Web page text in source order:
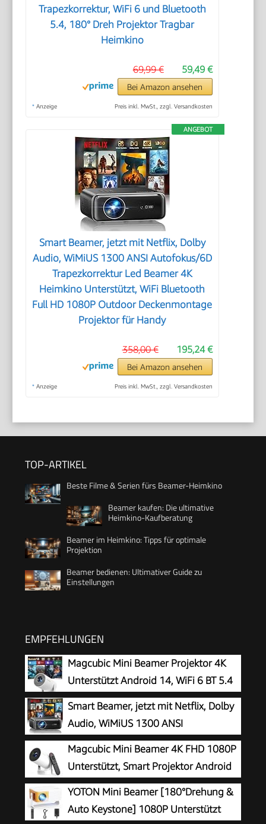
Trapezkorrektur, WiFi 6 und Bluetooth
5.4, 180° Dreh Projektor Tragbar
Heimkino
59,49 €
69,99 €
Bei Amazon ansehen
* Anzeige Preis inkl. MwSt., zzgl. Versandkosten
ANGEBOT
Smart Beamer, jetzt mit Netflix, Dolby
Audio, WiMiUS 1300 ANSI Autofokus/6D
Trapezkorrektur Led Beamer 4K
Heimkino Unterstützt, WiFi Bluetooth
Full HD 1080P Outdoor Deckenmontage
Projektor für Handy
195,24 €
358,00 €
Bei Amazon ansehen
* Anzeige Preis inkl. MwSt., zzgl. Versandkosten
TOP-ARTIKEL
Beste Filme & Serien fürs Beamer-Heimkino
Beamer kaufen: Die ultimative
Heimkino-Kaufberatung
Beamer im Heimkino: Tipps für optimale
Projektion
Beamer bedienen: Ultimativer Guide zu
Einstellungen
EMPFEHLUNGEN
Magcubic Mini Beamer Projektor 4K
Unterstützt Android 14, WiFi 6 BT 5.4
Smart Beamer, jetzt mit Netflix, Dolby
Audio, WiMiUS 1300 ANSI
Autofokus/6D Trapezkorrektur Led
Beamer 4K Heimkino Unterstützt, WiFi
Bluetooth Full HD 1080P Outdoor
Deckenmontage Projektor für Handy
Magcubic Mini Beamer 4K FHD 1080P
Unterstützt, Smart Projektor Android
14
YOTON Mini Beamer [180°Drehung &
Auto Keystone] 1080P Unterstützt